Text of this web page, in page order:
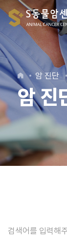
암 진단
암 진